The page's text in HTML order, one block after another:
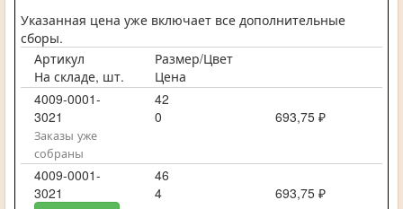
Указанная цена уже включает все дополнительные
сборы.
Артикул
Размер/Цвет
На складе, шт.
Цена
4009-0001-
3021
42
0
693,75 ₽
Заказы уже
собраны
4009-0001-
3021
46
4
693,75 ₽